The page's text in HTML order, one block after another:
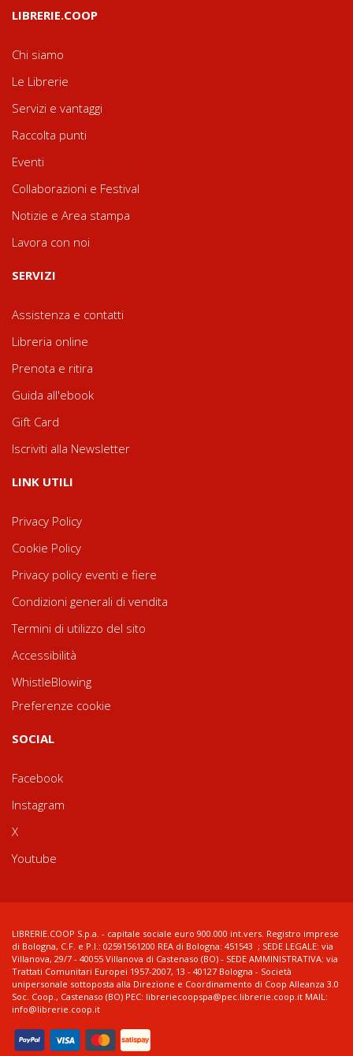
LIBRERIE.COOP
Chi siamo
Le Librerie
Servizi e vantaggi
Raccolta punti
Eventi
Collaborazioni e Festival
Notizie e Area stampa
Lavora con noi
SERVIZI
Assistenza e contatti
Libreria online
Prenota e ritira
Guida all'ebook
Gift Card
Iscriviti alla Newsletter
LINK UTILI
Privacy Policy
Cookie Policy
Privacy policy eventi e fiere
Condizioni generali di vendita
Termini di utilizzo del sito
Accessibilità
WhistleBlowing
Preferenze cookie
SOCIAL
Facebook
Instagram
X
Youtube
LIBRERIE.COOP S.p.a. - capitale sociale euro 900.000 int.vers. Registro imprese
di Bologna, C.F. e P.I.: 02591561200 REA di Bologna: 451543 ; SEDE LEGALE: via
Villanova, 29/7 - 40055 Villanova di Castenaso (BO) - SEDE AMMINISTRATIVA: via
Trattati Comunitari Europei 1957-2007, 13 - 40127 Bologna - Società
unipersonale sottoposta alla Direzione e Coordinamento di Coop Alleanza 3.0
Soc. Coop., Castenaso (BO) PEC: libreriecoopspa@pec.librerie.coop.it MAIL:
info@librerie.coop.it